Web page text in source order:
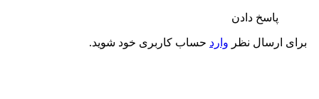
پاسخ دادن
برای ارسال نظر وارد حساب کاربری خود شوید.